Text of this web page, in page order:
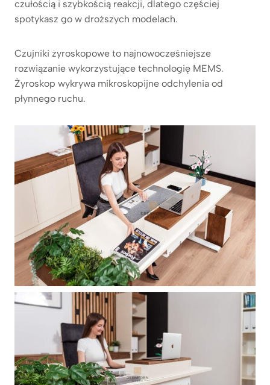
czułością i szybkością reakcji, dlatego częściej
spotykasz go w droższych modelach.
Czujniki żyroskopowe to najnowocześniejsze
rozwiązanie wykorzystujące technologię MEMS.
Żyroskop wykrywa mikroskopijne odchylenia od
płynnego ruchu.